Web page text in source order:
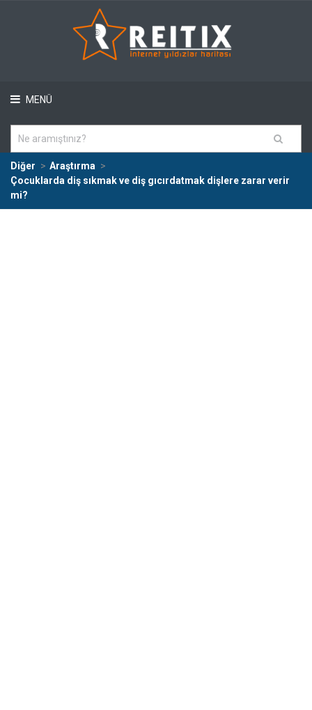
MENÜ
Diğer
Araştırma
Çocuklarda diş sıkmak ve diş gıcırdatmak dişlere zarar verir
mi?